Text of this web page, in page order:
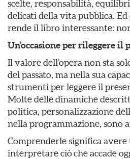
scelte, responsabilità,
delicati della vita pubblica.
rende il libro interessante:
Un’occasione per rileggere il
Il valore dell’opera non sta
del passato, ma nella sua
strumenti per leggere il
Molte delle dinamiche
politica, personalizzazione
nella programmazione, sono
Comprenderle significa
interpretare ciò che accade